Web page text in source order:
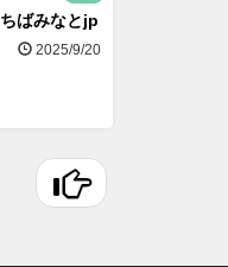
ちばみなとjp
2025/9/20